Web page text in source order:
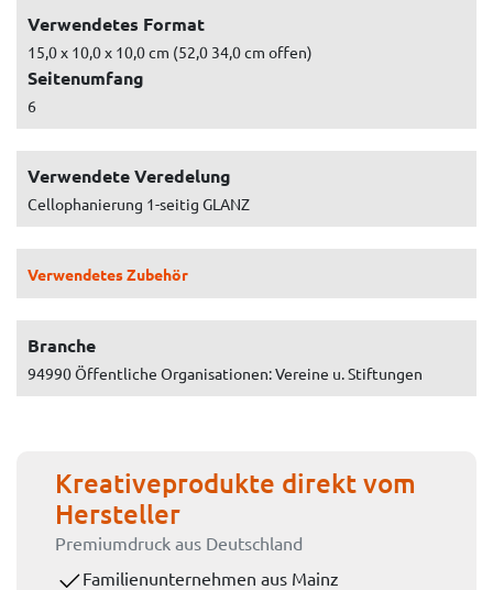
Verwendetes Format
15,0 x 10,0 x 10,0 cm (52,0 34,0 cm offen)
Seitenumfang
6
Verwendete Veredelung
Cellophanierung 1-seitig GLANZ
Verwendetes Zubehör
Branche
94990 Öffentliche Organisationen: Vereine u. Stiftungen
Kreativeprodukte direkt vom
Hersteller
Premiumdruck aus Deutschland
Familienunternehmen aus Mainz